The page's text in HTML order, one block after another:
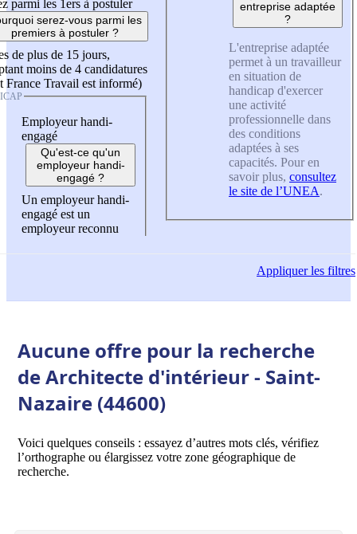
parmi les 1ers à postuler
serez-vous parmi les
premiers à postuler ?
de plus de 15 jours,
moins de 4 candidatures
France Travail est informé)
Employeur handi-
engagé
Qu'est-ce qu'un
employeur handi-
engagé ?
Un employeur handi-
engagé est un
employeur reconnu
entreprise adaptée
?
L'entreprise adaptée
permet à un travailleur
en situation de
handicap d'exercer
une activité
professionnelle dans
des conditions
adaptées à ses
capacités. Pour en
savoir plus, consultez
le site de l’UNEA.
Appliquerles filtres
Aucune offre pour la recherche
de Architecte d'intérieur - Saint-
Nazaire (44600)
Voici quelques conseils : essayez d’autres mots clés, vérifiez
l’orthographe ou élargissez votre zone géographique de
recherche.